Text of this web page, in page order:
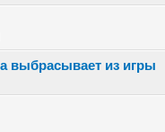
выбрасывает из игры